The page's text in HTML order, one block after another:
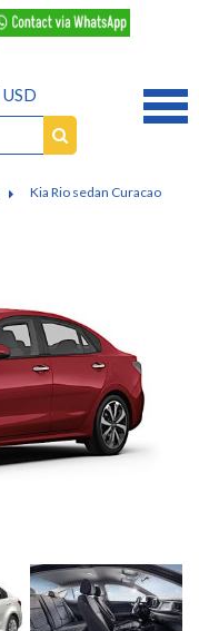
USD
Kia Rio sedan Curacao